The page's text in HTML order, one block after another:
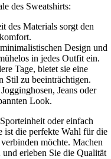
des Sweatshirts:
des Materials sorgt den
Design und
in jedes Outfit ein.
Tage, bietet sie eine
Stil zu beeinträchtigen.
Jeans oder
Look.
oder einfach
ist die perfekte Wahl für die
möchte. Machen
erleben Sie die Qualität